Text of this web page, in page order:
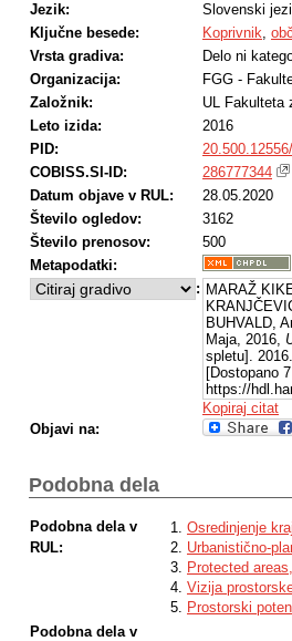
Jezik:
Slovenski
Ključne besede:
Koprivnik,
Vrsta gradiva:
Delo ni
Organizacija:
FGG -
Založnik:
UL Fakulteta
Leto izida:
2016
PID:
COBISS.SI-ID:
286777344
Datum objave v RUL:
28.05.2020
Število ogledov:
3162
Število prenosov:
500
Metapodatki:
: MARAŽ
BUHVALD,
Maja, 2016,
spletu].
[Dostopano
https://
Kopiraj citat
Objavi na:
Podobna dela
Podobna dela v
RUL:
Osredinjenje
Urbanistično-
Protected
Vizija
Prostorski
Podobna dela v